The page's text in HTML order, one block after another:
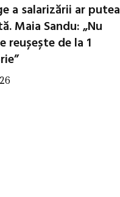
a salarizării ar putea
Maia Sandu: „Nu
reușește de la 1